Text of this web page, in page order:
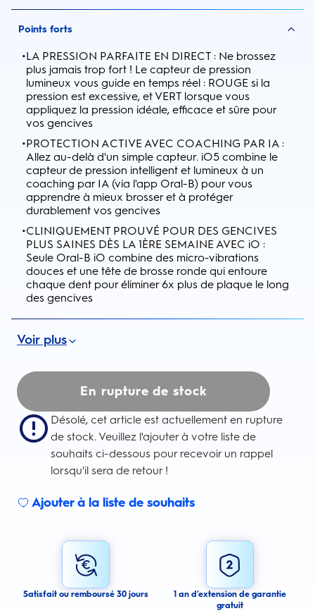
Points forts
•LA PRESSION PARFAITE EN DIRECT : Ne brossez
plus jamais trop fort ! Le capteur de pression
lumineux vous guide en temps réel : ROUGE si la
pression est excessive, et VERT lorsque vous
appliquez la pression idéale, efficace et sûre pour
vos gencives
•PROTECTION ACTIVE AVEC COACHING PAR IA :
Allez au-delà d'un simple capteur. iO5 combine le
capteur de pression intelligent et lumineux à un
coaching par IA (via l'app Oral-B) pour vous
apprendre à mieux brosser et à protéger
durablement vos gencives
•CLINIQUEMENT PROUVÉ POUR DES GENCIVES
PLUS SAINES DÈS LA 1ÈRE SEMAINE AVEC iO :
Seule Oral-B iO combine des micro-vibrations
douces et une tête de brosse ronde qui entoure
chaque dent pour éliminer 6x plus de plaque le long
des gencives
Voir plus
En rupture de stock
Désolé, cet article est actuellement en rupture
de stock. Veuillez l'ajouter à votre liste de
souhaits ci-dessous pour recevoir un rappel
lorsqu'il sera de retour !
Ajouter à la liste de souhaits
I agree to receive email alerts about this product.
By signing up for email alerts, you agree to receive email
communications regarding this product. We may use your email address
to send you email messages about product availability. We process your
personal data as stated in our Privacy Policy. You may withdraw your
consent or manage your email preferences at any time.
Satisfait ou remboursé 30 jours
1 an d’extension de garantie
gratuit